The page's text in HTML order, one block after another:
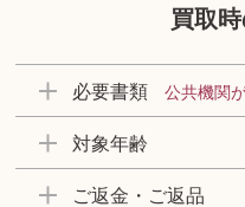
買取
必要書類 公共機関
対象年齢
ご返金・ご返品